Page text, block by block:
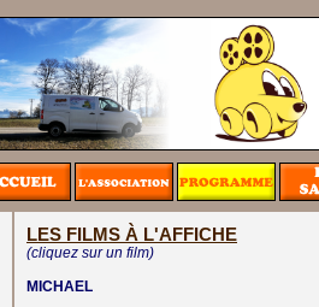
LES FILMS À L'AFFICHE
(cliquez sur un film)
MICHAEL